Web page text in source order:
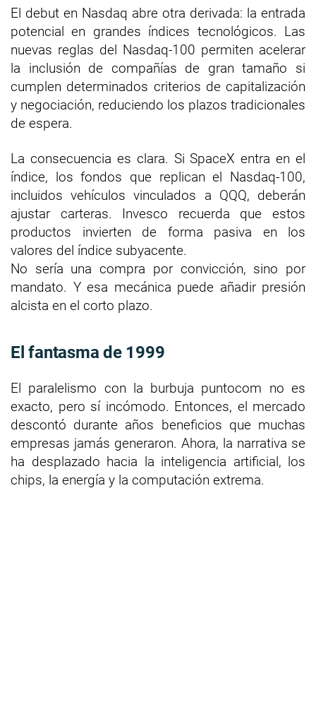
El debut en Nasdaq abre otra derivada: la entrada
potencial en grandes índices tecnológicos. Las
nuevas reglas del Nasdaq-100 permiten acelerar
la inclusión de compañías de gran tamaño si
cumplen determinados criterios de capitalización
y negociación, reduciendo los plazos tradicionales
de espera.
La consecuencia es clara. Si SpaceX entra en el
índice, los fondos que replican el Nasdaq-100,
incluidos vehículos vinculados a QQQ, deberán
ajustar carteras. Invesco recuerda que estos
productos invierten de forma pasiva en los
valores del índice subyacente.
No sería una compra por convicción, sino por
mandato. Y esa mecánica puede añadir presión
alcista en el corto plazo.
El fantasma de 1999
El paralelismo con la burbuja puntocom no es
exacto, pero sí incómodo. Entonces, el mercado
descontó durante años beneficios que muchas
empresas jamás generaron. Ahora, la narrativa se
ha desplazado hacia la inteligencia artificial, los
chips, la energía y la computación extrema.